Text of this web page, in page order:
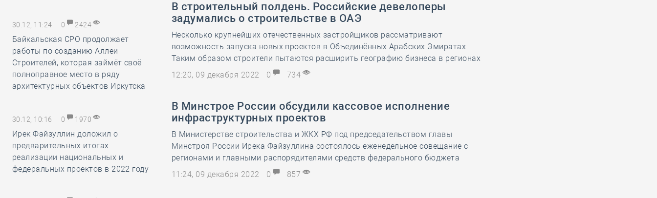
30.12, 11:24 0 2424
Байкальская СРО продолжает
работы по созданию Аллеи
Строителей, которая займёт своё
полноправное место в ряду
архитектурных объектов Иркутска
30.12, 10:16 0 1970
Ирек Файзуллин доложил о
предварительных итогах
реализации национальных и
федеральных проектов в 2022 году
В строительный полдень. Российские девелоперы
задумались о строительстве в ОАЭ
Несколько крупнейших отечественных застройщиков рассматривают
возможность запуска новых проектов в Объединённых Арабских Эмиратах.
Таким образом строители пытаются расширить географию бизнеса в регионах
12:20, 09 декабря 2022
0 734
В Минстрое России обсудили кассовое исполнение
инфраструктурных проектов
В Министерстве строительства и ЖКХ РФ под председательством главы
Минстроя России Ирека Файзуллина состоялось еженедельное совещание с
регионами и главными распорядителями средств федерального бюджета
11:24, 09 декабря 2022
0 857